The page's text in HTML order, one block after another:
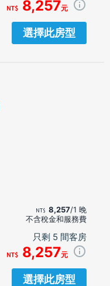
8,257元
選擇此房型
8,257/1 晚
不含稅金和服務費
只剩 5 間客房
8,257元
選擇此房型